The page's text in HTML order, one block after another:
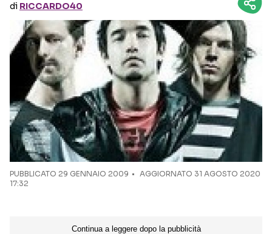
di RICCARDO40
PUBBLICATO 29 GENNAIO 2009
AGGIORNATO 31 AGOSTO 2020
17:32